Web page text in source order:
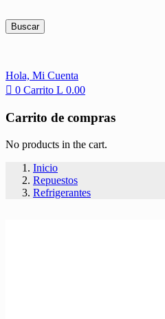
Buscar
Hola, Mi Cuenta
0 Carrito L 0.00
Carrito de compras
No products in the cart.
Inicio
Repuestos
Refrigerantes